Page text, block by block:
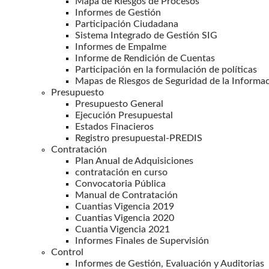
Informes de Gestión
Participación Ciudadana
Sistema Integrado de Gestión SIG
Informes de Empalme
Informe de Rendición de Cuentas
Participación en la formulación de políticas
Mapas de Riesgos de Seguridad de la
Presupuesto
Presupuesto General
Ejecución Presupuestal
Estados Finacieros
Registro presupuestal-PREDIS
Contratación
Plan Anual de Adquisiciones
contratación en curso
Convocatoria Pública
Manual de Contratación
Cuantias Vigencia 2019
Cuantias Vigencia 2020
Cuantia Vigencia 2021
Informes Finales de Supervisión
Control
Informes de Gestión, Evaluación y Auditorias